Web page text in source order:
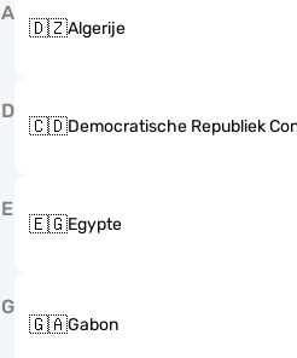
A
🇩🇿Algerije
D
🇨🇩Democratische Republiek
E
🇪🇬Egypte
G
🇬🇦Gabon